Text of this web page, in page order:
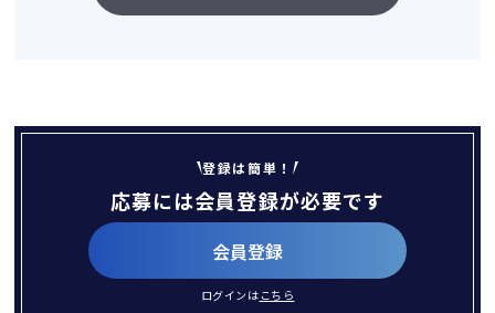
登録は簡単！
応募には会員登録が必要です
会員登録
ログインは こちら